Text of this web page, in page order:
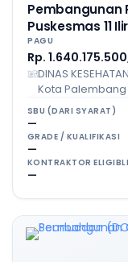
Pembangunan
Puskesmas 11
PAGU
Rp.
DINAS
Kota Palembang
SBU (DARI SYARAT)
—
GRADE / KUALIFIKASI
—
KONTRAKTOR
—